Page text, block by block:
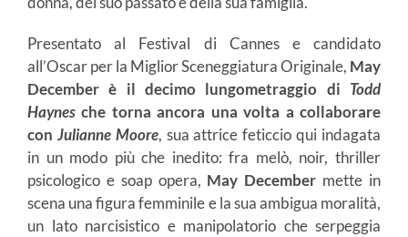
Presentato al Festival di Cannes e candidato
all’Oscar per la Miglior Sceneggiatura Originale, May
December è il decimo lungometraggio di Todd
Haynes che torna ancora una volta a collaborare
conJulianne Moore, sua attrice feticcio qui indagata
in un modo più che inedito: fra melò, noir, thriller
psicologico e soap opera, May December mette in
scena una figura femminile e la sua ambigua moralità,
un lato narcisistico e manipolatorio che serpeggia